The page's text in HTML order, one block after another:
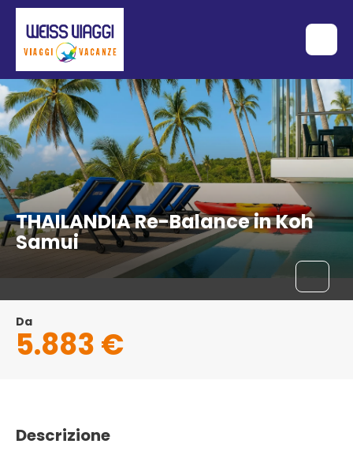
THAILANDIA Re-Balance in Koh
Samui
Da
5.883 €
Descrizione